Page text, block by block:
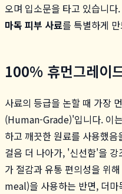
오며 입소문을 타고 있습니
마독 피부 사료를 특별하게
100% 휴먼그레이
사료의 등급을 논할 때 가장
(Human-Grade)'입니다. 이
하고 깨끗한 원료를 사용했
걸음 더 나아가, '신선함'을
가 절감과 유통 편의성을 위
meal)을 사용하는 반면, 더